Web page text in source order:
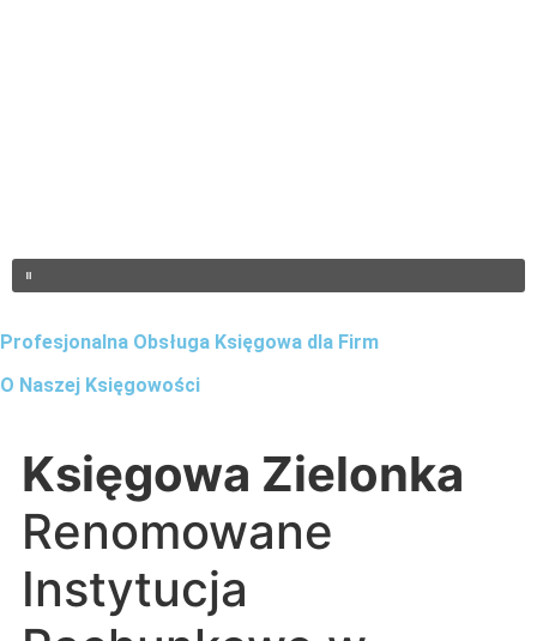
Profesjonalna Obsługa Księgowa dla Firm
O Naszej Księgowości
Księgowa Zielonka
Renomowane
Instytucja